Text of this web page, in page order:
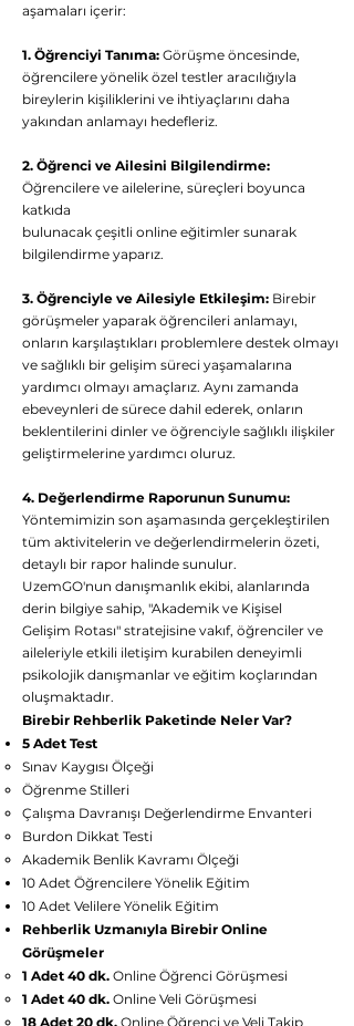
aşamaları içerir:
1. Öğrenciyi Tanıma: Görüşme öncesinde,
öğrencilere yönelik özel testler aracılığıyla
bireylerin kişiliklerini ve ihtiyaçlarını daha
yakından anlamayı hedefleriz.
2. Öğrenci ve Ailesini Bilgilendirme:
Öğrencilere ve ailelerine, süreçleri boyunca
katkıda
bulunacak çeşitli online eğitimler sunarak
bilgilendirme yaparız.
3. Öğrenciyle ve Ailesiyle Etkileşim: Birebir
görüşmeler yaparak öğrencileri anlamayı,
onların karşılaştıkları problemlere destek olmayı
ve sağlıklı bir gelişim süreci yaşamalarına
yardımcı olmayı amaçlarız. Aynı zamanda
ebeveynleri de sürece dahil ederek, onların
beklentilerini dinler ve öğrenciyle sağlıklı ilişkiler
geliştirmelerine yardımcı oluruz.
4. Değerlendirme Raporunun Sunumu:
Yöntemimizin son aşamasında gerçekleştirilen
tüm aktivitelerin ve değerlendirmelerin özeti,
detaylı bir rapor halinde sunulur.
UzemGO'nun danışmanlık ekibi, alanlarında
derin bilgiye sahip, "Akademik ve Kişisel
Gelişim Rotası" stratejisine vakıf, öğrenciler ve
aileleriyle etkili iletişim kurabilen deneyimli
psikolojik danışmanlar ve eğitim koçlarından
oluşmaktadır.
Birebir Rehberlik Paketinde Neler Var?
5 Adet Test
Sınav Kaygısı Ölçeği
Öğrenme Stilleri
Çalışma Davranışı Değerlendirme Envanteri
Burdon Dikkat Testi
Akademik Benlik Kavramı Ölçeği
10 Adet Öğrencilere Yönelik Eğitim
10 Adet Velilere Yönelik Eğitim
Rehberlik Uzmanıyla Birebir Online
Görüşmeler
1 Adet 40 dk. Online Öğrenci Görüşmesi
1 Adet 40 dk. Online Veli Görüşmesi
18 Adet 20 dk. Online Öğrenci ve Veli Takip